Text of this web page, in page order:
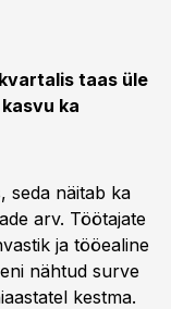
taas üle
ka
seda näitab ka
arv. Töötajate
ja tööealine
nähtud surve
kestma.